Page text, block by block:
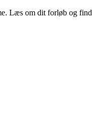
Læs om dit forløb og